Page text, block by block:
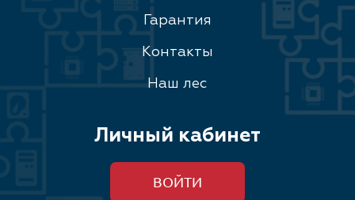
Гарантия
Контакты
Наш лес
Личный кабинет
ВОЙТИ